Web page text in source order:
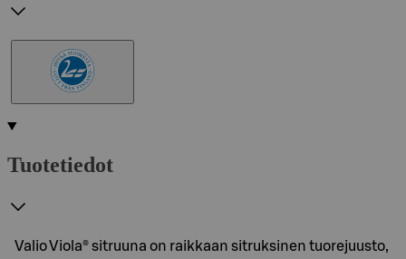
Tuotetiedot
Valio Viola® sitruuna on raikkaan sitruksinen tuorejuusto,